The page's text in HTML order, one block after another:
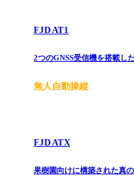
FJD AT1
2つのGNSS受信機を搭載し
無人自動操縦
FJD ATX
果樹園向けに構築された真